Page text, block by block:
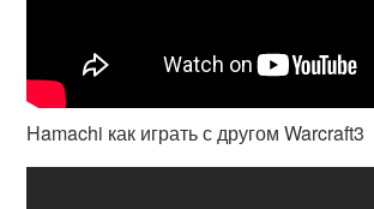
Hamachi как играть с другом Warcraft3